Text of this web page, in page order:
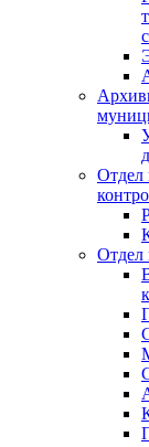
Отдел
Отдел